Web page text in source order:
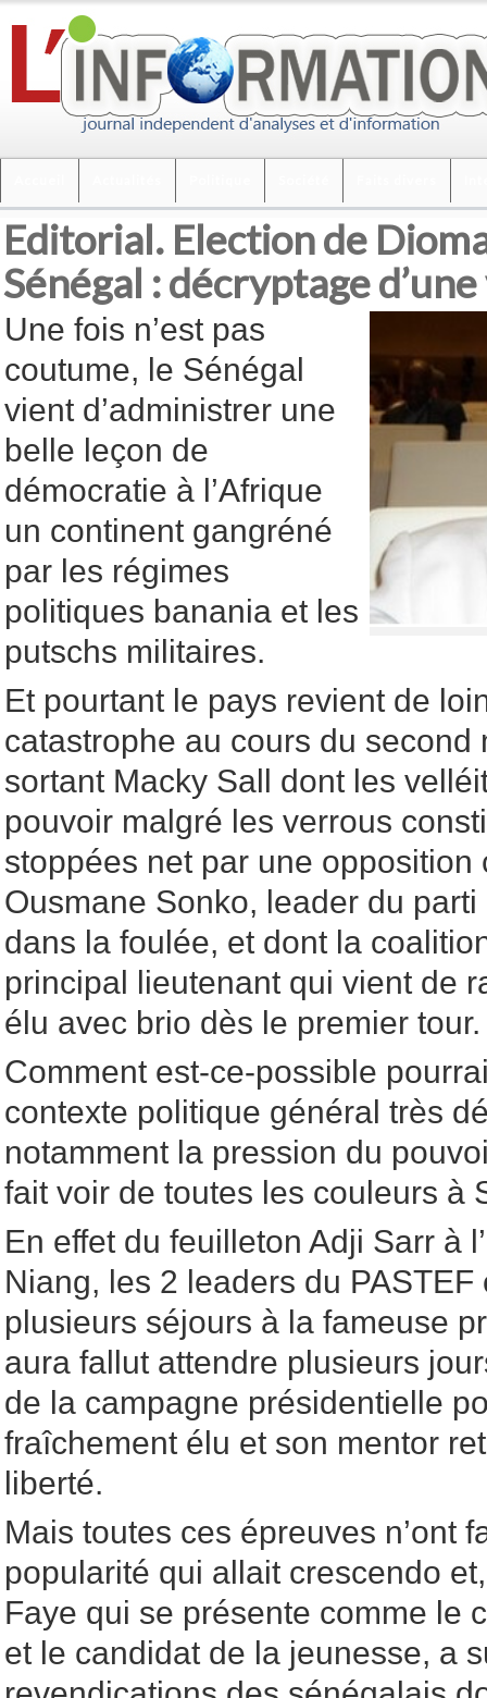
Editorial. Election de
Sénégal : décryptage
Une fois n’est pas
coutume, le Sénégal
vient d’administrer une
belle leçon de
démocratie à l’Afrique
un continent gangréné
par les régimes
politiques banania et les
putschs militaires.
Et pourtant le pays revient de
catastrophe au cours du second
sortant Macky Sall dont les
pouvoir malgré les verrous
stoppées net par une opposition
Ousmane Sonko, leader du parti
dans la foulée, et dont la
principal lieutenant qui vient de
élu avec brio dès le premier tour.
Comment est-ce-possible
contexte politique général très
notamment la pression du
fait voir de toutes les couleurs à
En effet du feuilleton Adji Sarr à
Niang, les 2 leaders du PASTEF
plusieurs séjours à la fameuse
aura fallut attendre plusieurs
de la campagne présidentielle
fraîchement élu et son mentor
liberté.
Mais toutes ces épreuves n’ont
popularité qui allait crescendo
Faye qui se présente comme le
et le candidat de la jeunesse, a